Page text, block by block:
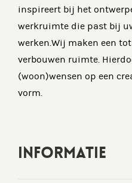
inspireert bij het
werkruimte die past bij
werken.Wij maken een
verbouwen ruimte.
(woon)wensen op een
vorm.
INFORMATIE